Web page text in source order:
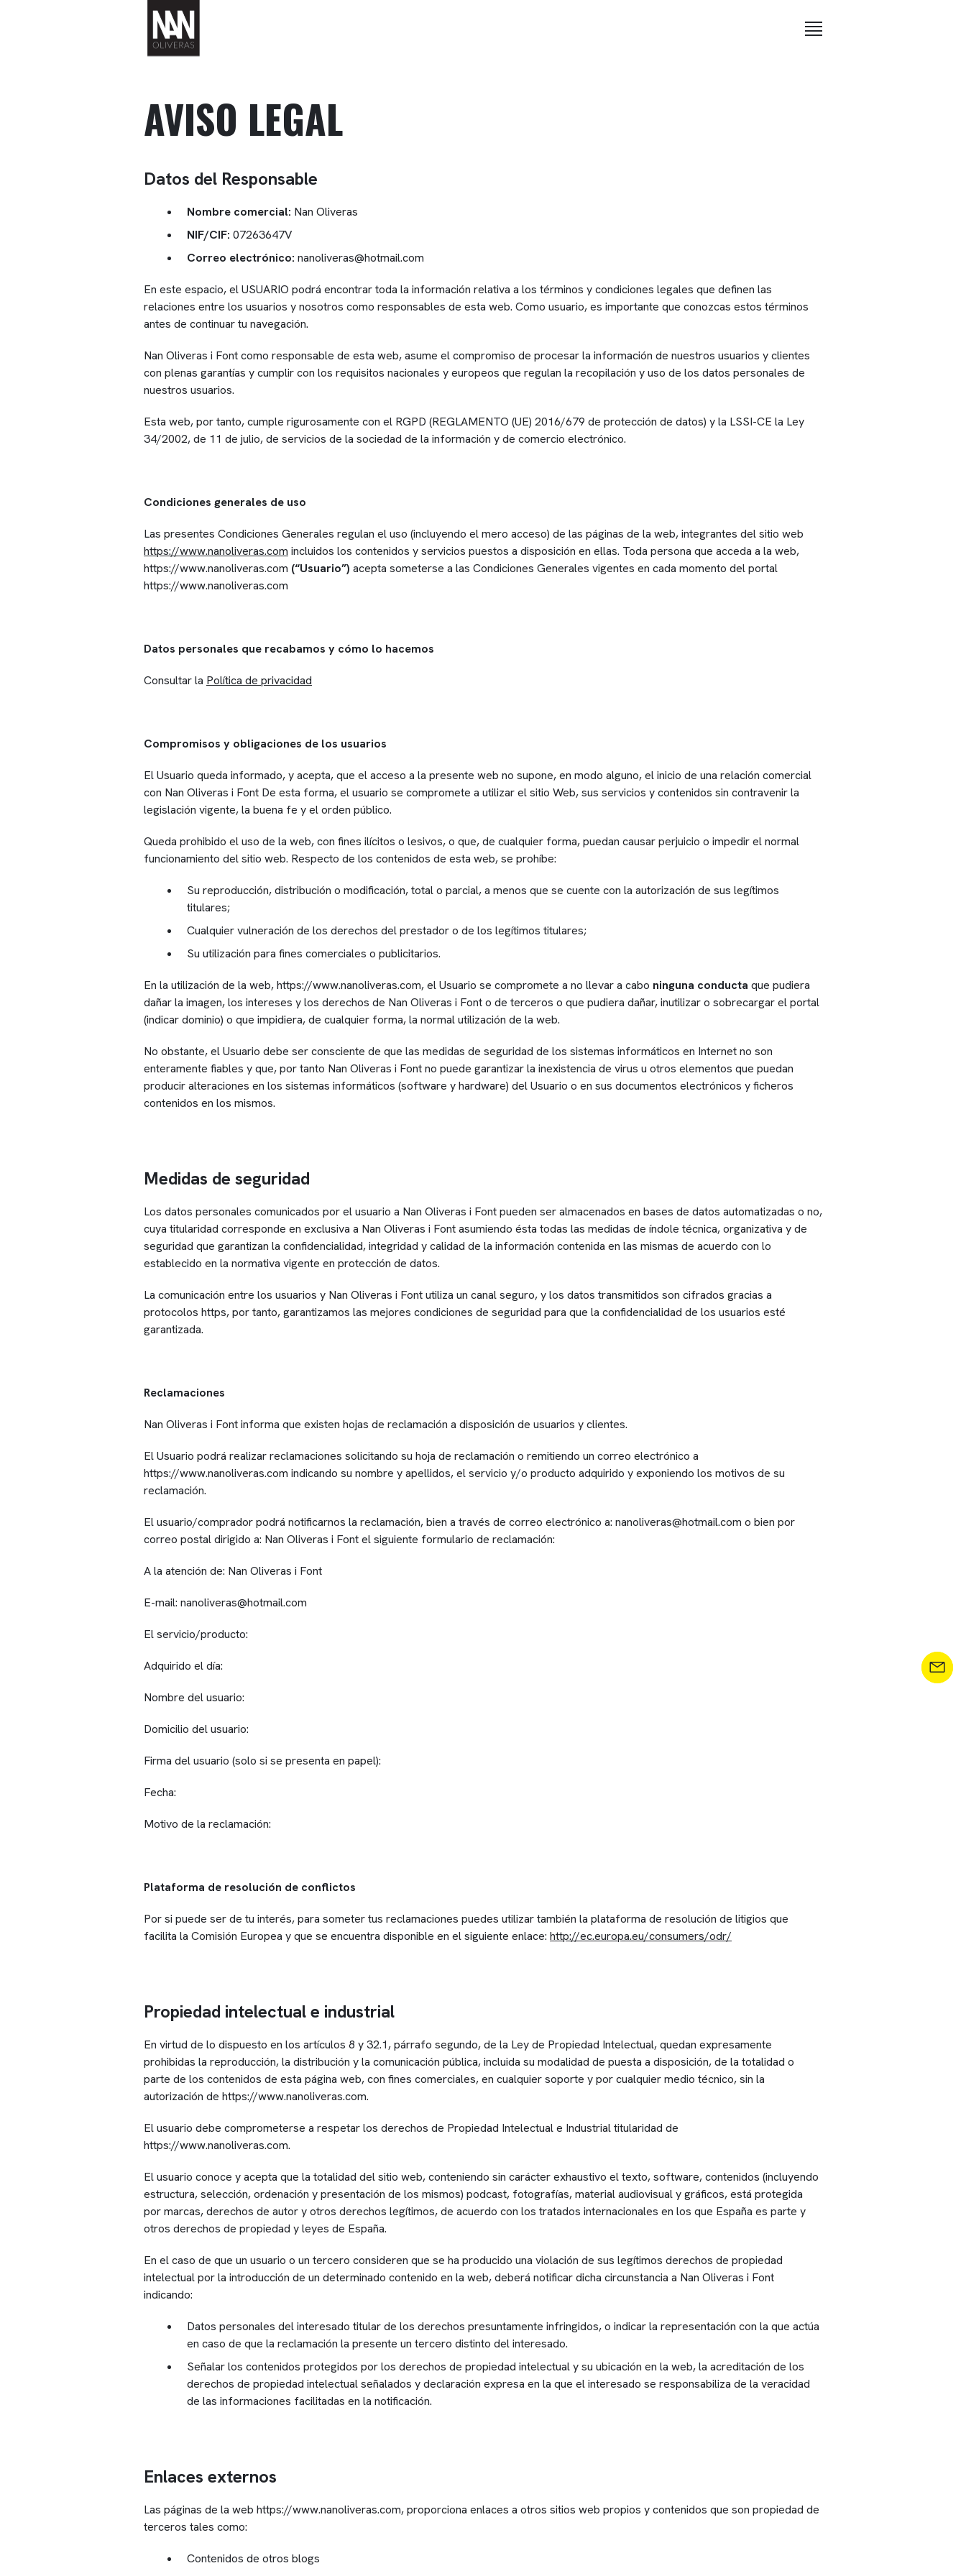
AVISO LEGAL
Datos del Responsable
Nombre comercial: Nan Oliveras
NIF/CIF: 07263647­V
Correo electrónico: nanoliveras@hotmail.com
En este espacio, el USUARIO podrá encontrar toda la información relativa a los términos y condiciones legales que definen las
relaciones entre los usuarios y nosotros como responsables de esta web. Como usuario, es importante que conozcas estos términos
antes de continuar tu navegación.
Nan Oliveras i Font como responsable de esta web, asume el compromiso de procesar la información de nuestros usuarios y clientes
con plenas garantías y cumplir con los requisitos nacionales y europeos que regulan la recopilación y uso de los datos personales de
nuestros usuarios.
Esta web, por tanto, cumple rigurosamente con el RGPD (REGLAMENTO (UE) 2016/679 de protección de datos) y la LSSI-CE la Ley
34/2002, de 11 de julio, de servicios de la sociedad de la información y de comercio electrónico.
Condiciones generales de uso
Las presentes Condiciones Generales regulan el uso (incluyendo el mero acceso) de las páginas de la web, integrantes del sitio web
https://www.nanoliveras.com incluidos los contenidos y servicios puestos a disposición en ellas. Toda persona que acceda a la web,
https://www.nanoliveras.com (“Usuario”) acepta someterse a las Condiciones Generales vigentes en cada momento del portal
https://www.nanoliveras.com
Datos personales que recabamos y cómo lo hacemos
Consultar la Política de privacidad
Compromisos y obligaciones de los usuarios
El Usuario queda informado, y acepta, que el acceso a la presente web no supone, en modo alguno, el inicio de una relación comercial
con Nan Oliveras i Font De esta forma, el usuario se compromete a utilizar el sitio Web, sus servicios y contenidos sin contravenir la
legislación vigente, la buena fe y el orden público.
Queda prohibido el uso de la web, con fines ilícitos o lesivos, o que, de cualquier forma, puedan causar perjuicio o impedir el normal
funcionamiento del sitio web. Respecto de los contenidos de esta web, se prohíbe:
Su reproducción, distribución o modificación, total o parcial, a menos que se cuente con la autorización de sus legítimos
titulares;
Cualquier vulneración de los derechos del prestador o de los legítimos titulares;
Su utilización para fines comerciales o publicitarios.
En la utilización de la web, https://www.nanoliveras.com, el Usuario se compromete a no llevar a cabo ninguna conducta que pudiera
dañar la imagen, los intereses y los derechos de Nan Oliveras i Font o de terceros o que pudiera dañar, inutilizar o sobrecargar el portal
(indicar dominio) o que impidiera, de cualquier forma, la normal utilización de la web.
No obstante, el Usuario debe ser consciente de que las medidas de seguridad de los sistemas informáticos en Internet no son
enteramente fiables y que, por tanto Nan Oliveras i Font no puede garantizar la inexistencia de virus u otros elementos que puedan
producir alteraciones en los sistemas informáticos (software y hardware) del Usuario o en sus documentos electrónicos y ficheros
contenidos en los mismos.
Medidas de seguridad
Los datos personales comunicados por el usuario a Nan Oliveras i Font pueden ser almacenados en bases de datos automatizadas o no,
cuya titularidad corresponde en exclusiva a Nan Oliveras i Font asumiendo ésta todas las medidas de índole técnica, organizativa y de
seguridad que garantizan la confidencialidad, integridad y calidad de la información contenida en las mismas de acuerdo con lo
establecido en la normativa vigente en protección de datos.
La comunicación entre los usuarios y Nan Oliveras i Font utiliza un canal seguro, y los datos transmitidos son cifrados gracias a
protocolos https, por tanto, garantizamos las mejores condiciones de seguridad para que la confidencialidad de los usuarios esté
garantizada.
Reclamaciones
Nan Oliveras i Font informa que existen hojas de reclamación a disposición de usuarios y clientes.
El Usuario podrá realizar reclamaciones solicitando su hoja de reclamación o remitiendo un correo electrónico a
https://www.nanoliveras.com indicando su nombre y apellidos, el servicio y/o producto adquirido y exponiendo los motivos de su
reclamación.
El usuario/comprador podrá notificarnos la reclamación, bien a través de correo electrónico a: nanoliveras@hotmail.com o bien por
correo postal dirigido a: Nan Oliveras i Font el siguiente formulario de reclamación:
A la atención de: Nan Oliveras i Font
E-mail: nanoliveras@hotmail.com
El servicio/producto:
Adquirido el día:
Nombre del usuario:
Domicilio del usuario:
Firma del usuario (solo si se presenta en papel):
Fecha:
Motivo de la reclamación:
Plataforma de resolución de conflictos
Por si puede ser de tu interés, para someter tus reclamaciones puedes utilizar también la plataforma de resolución de litigios que
facilita la Comisión Europea y que se encuentra disponible en el siguiente enlace: http://ec.europa.eu/consumers/odr/
Propiedad intelectual e industrial
En virtud de lo dispuesto en los artículos 8 y 32.1, párrafo segundo, de la Ley de Propiedad Intelectual, quedan expresamente
prohibidas la reproducción, la distribución y la comunicación pública, incluida su modalidad de puesta a disposición, de la totalidad o
parte de los contenidos de esta página web, con fines comerciales, en cualquier soporte y por cualquier medio técnico, sin la
autorización de https://www.nanoliveras.com.
El usuario debe comprometerse a respetar los derechos de Propiedad Intelectual e Industrial titularidad de
https://www.nanoliveras.com.
El usuario conoce y acepta que la totalidad del sitio web, conteniendo sin carácter exhaustivo el texto, software, contenidos (incluyendo
estructura, selección, ordenación y presentación de los mismos) podcast, fotografías, material audiovisual y gráficos, está protegida
por marcas, derechos de autor y otros derechos legítimos, de acuerdo con los tratados internacionales en los que España es parte y
otros derechos de propiedad y leyes de España.
En el caso de que un usuario o un tercero consideren que se ha producido una violación de sus legítimos derechos de propiedad
intelectual por la introducción de un determinado contenido en la web, deberá notificar dicha circunstancia a Nan Oliveras i Font
indicando:
Datos personales del interesado titular de los derechos presuntamente infringidos, o indicar la representación con la que actúa
en caso de que la reclamación la presente un tercero distinto del interesado.
Señalar los contenidos protegidos por los derechos de propiedad intelectual y su ubicación en la web, la acreditación de los
derechos de propiedad intelectual señalados y declaración expresa en la que el interesado se responsabiliza de la veracidad
de las informaciones facilitadas en la notificación.
Enlaces externos
Las páginas de la web https://www.nanoliveras.com, proporciona enlaces a otros sitios web propios y contenidos que son propiedad de
terceros tales como:
Contenidos de otros blogs